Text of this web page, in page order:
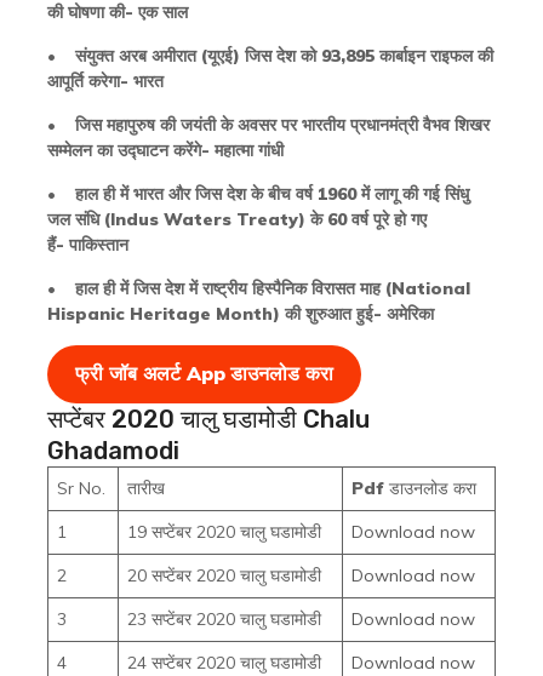
की घोषणा की- एक साल
• संयुक्त अरब अमीरात (यूएई) जिस देश को 93,895 कार्बाइन राइफल की
आपूर्ति करेगा- भारत
• जिस महापुरुष की जयंती के अवसर पर भारतीय प्रधानमंत्री वैभव शिखर
सम्मेलन का उद्घाटन करेंगे- महात्मा गांधी
• हाल ही में भारत और जिस देश के बीच वर्ष 1960 में लागू की गई सिंधु
जल संधि (Indus Waters Treaty) के 60 वर्ष पूरे हो गए
हैं- पाकिस्तान
• हाल ही में जिस देश में राष्ट्रीय हिस्पैनिक विरासत माह (National
Hispanic Heritage Month) की शुरुआत हुई- अमेरिका
फ्री जॉब अलर्ट App डाउनलोड करा
सप्टेंबर 2020 चालु घडामोडी Chalu
Ghadamodi
Sr No. तारीख Pdfडाउनलोड करा
1
19 सप्टेंबर 2020 चालु घडामोडी
Download now
2
20 सप्टेंबर 2020 चालु घडामोडी
Download now
3
23 सप्टेंबर 2020 चालु घडामोडी
Download now
4
24 सप्टेंबर 2020 चालु घडामोडी
Download now